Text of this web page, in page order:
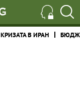
КРИЗАТА В ИРАН